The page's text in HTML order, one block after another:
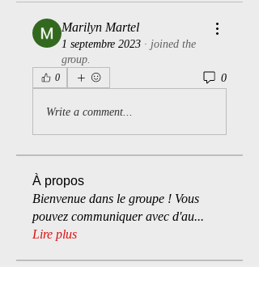
Marilyn Martel
1 septembre 2023 · joined the
group.
0 0
Write a comment...
À propos
Bienvenue dans le groupe ! Vous
pouvez communiquer avec d'au...
Lire plus